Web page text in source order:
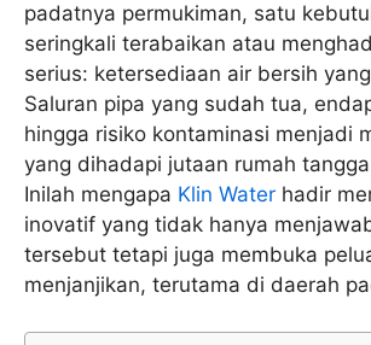
padatnya permukiman, satu
seringkali terabaikan atau
serius: ketersediaan air bersih
Saluran pipa yang sudah tua,
hingga risiko kontaminasi menjadi
yang dihadapi jutaan rumah
Inilah mengapa Klin Water hadir
inovatif yang tidak hanya
tersebut tetapi juga membuka
menjanjikan, terutama di daerah